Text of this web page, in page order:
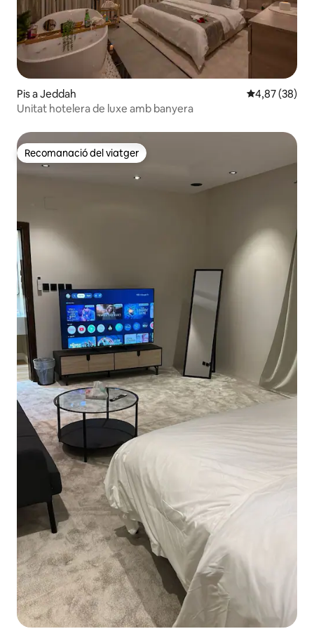
Pis a Jeddah 4,87 de
4,87 (38)
Unitat hotelera de luxe amb banyera
Recomanació del viatger
Recomanació del viatger